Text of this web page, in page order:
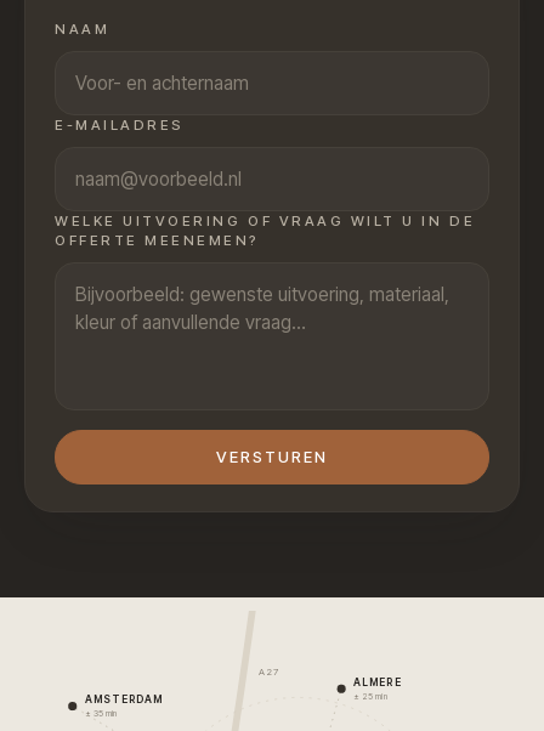
NAAM
E-MAILADRES
WELKE UITVOERING OF VRAAG WILT U IN DE
OFFERTE MEENEMEN?
VERSTUREN
A27
AMSTERDAM
± 35 min
ALMERE
± 25 min